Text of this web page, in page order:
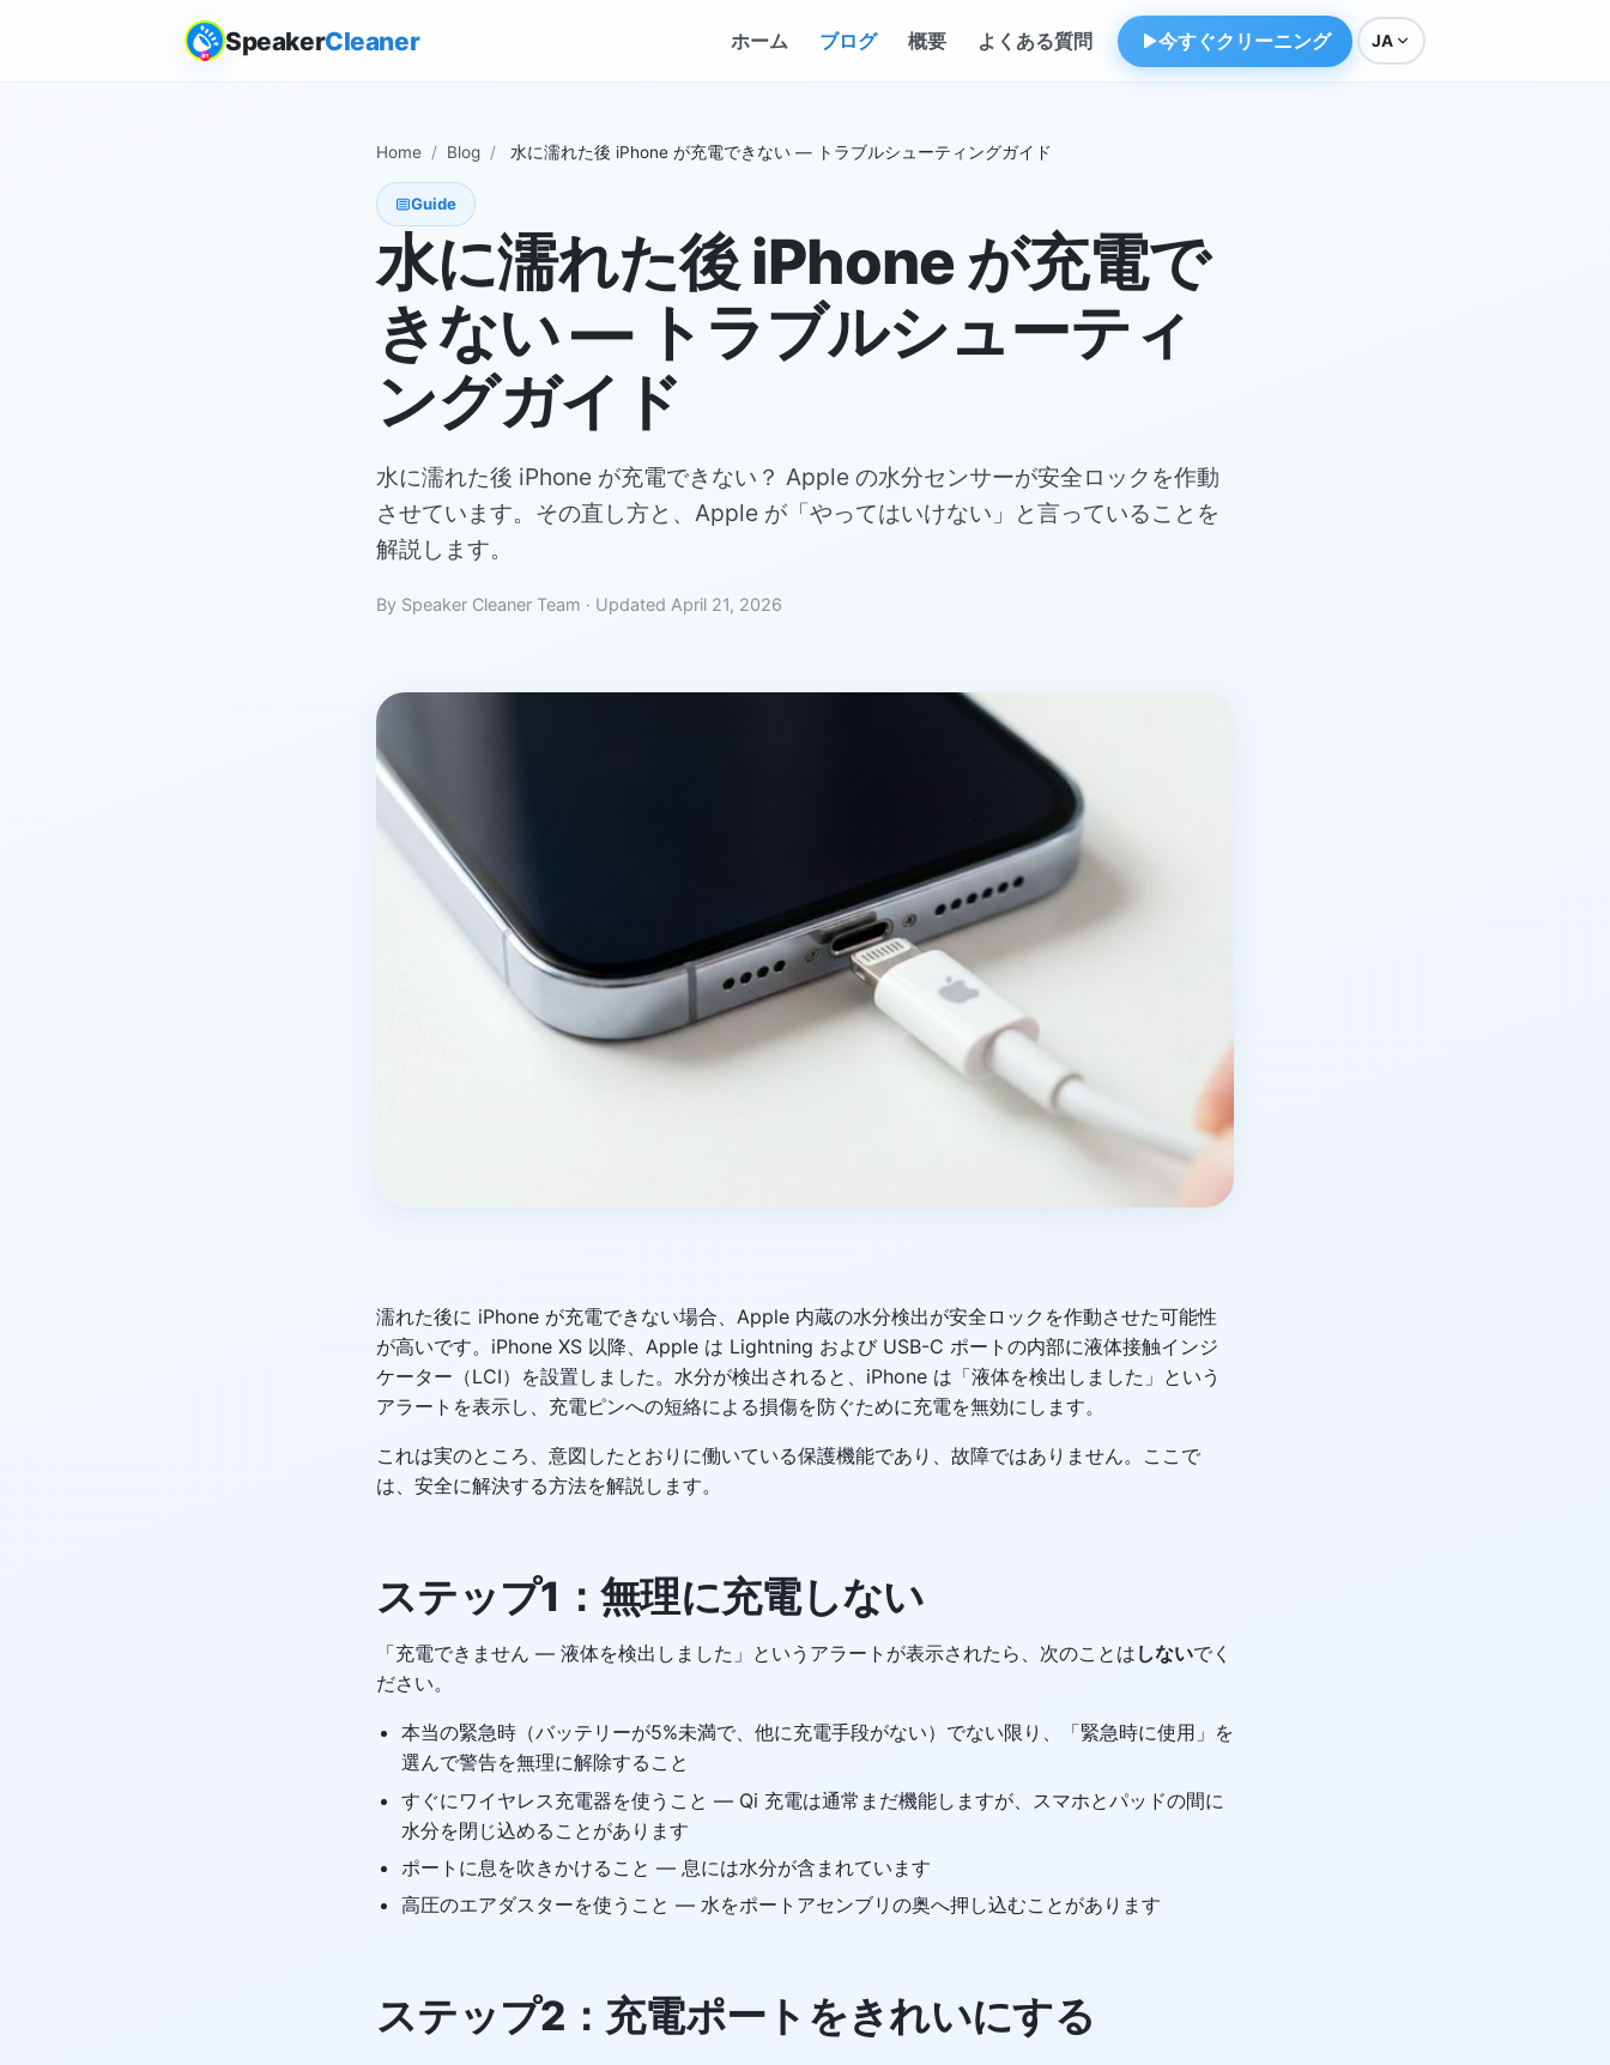
SpeakerCleaner ホーム ブログ 概要 よくある質問 今すぐクリーニング JA
Home / Blog / 水に濡れた後 iPhone が充電できない — トラブルシューティングガイド
Guide
水に濡れた後 iPhone が充電で
きない — トラブルシューティ
ングガイド
水に濡れた後 iPhone が充電できない？ Apple の水分センサーが安全ロックを作動
させています。その直し方と、Apple が「やってはいけない」と言っていることを
解説します。
By Speaker Cleaner Team · Updated April 21, 2026
濡れた後に iPhone が充電できない場合、Apple 内蔵の水分検出が安全ロックを作動させた可能性
が高いです。iPhone XS 以降、Apple は Lightning および USB-C ポートの内部に液体接触インジ
ケーター（LCI）を設置しました。水分が検出されると、iPhone は「液体を検出しました」という
アラートを表示し、充電ピンへの短絡による損傷を防ぐために充電を無効にします。
これは実のところ、意図したとおりに働いている保護機能であり、故障ではありません。ここで
は、安全に解決する方法を解説します。
ステップ1：無理に充電しない
「充電できません — 液体を検出しました」というアラートが表示されたら、次のことは しないでく
ださい。
本当の緊急時（バッテリーが5%未満で、他に充電手段がない）でない限り、「緊急時に使用」を
選んで警告を無理に解除すること
すぐにワイヤレス充電器を使うこと — Qi 充電は通常まだ機能しますが、スマホとパッドの間に
水分を閉じ込めることがあります
ポートに息を吹きかけること — 息には水分が含まれています
高圧のエアダスターを使うこと — 水をポートアセンブリの奥へ押し込むことがあります
ステップ2：充電ポートをきれいにする